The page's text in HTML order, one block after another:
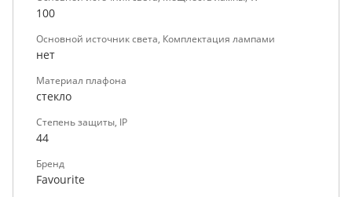
100
Основной источник света, Комплектация лампами
нет
Материал плафона
стекло
Степень защиты, IP
44
Бренд
Favourite